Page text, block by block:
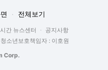
전체보기
간 뉴스센터
공지사항
청소년보호책임자 : 이호원
Corp.